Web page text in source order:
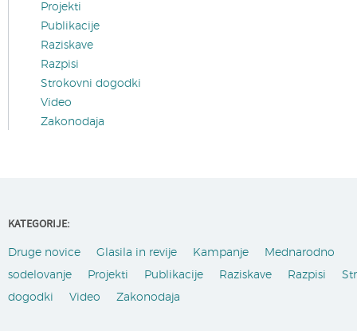
Projekti
Publikacije
Raziskave
Razpisi
Strokovni dogodki
Video
Zakonodaja
KATEGORIJE:
Druge novice Glasila in revije Kampanje
Mednarodno
sodelovanje
Projekti Publikacije Raziskave Razpisi
dogodki
Video Zakonodaja